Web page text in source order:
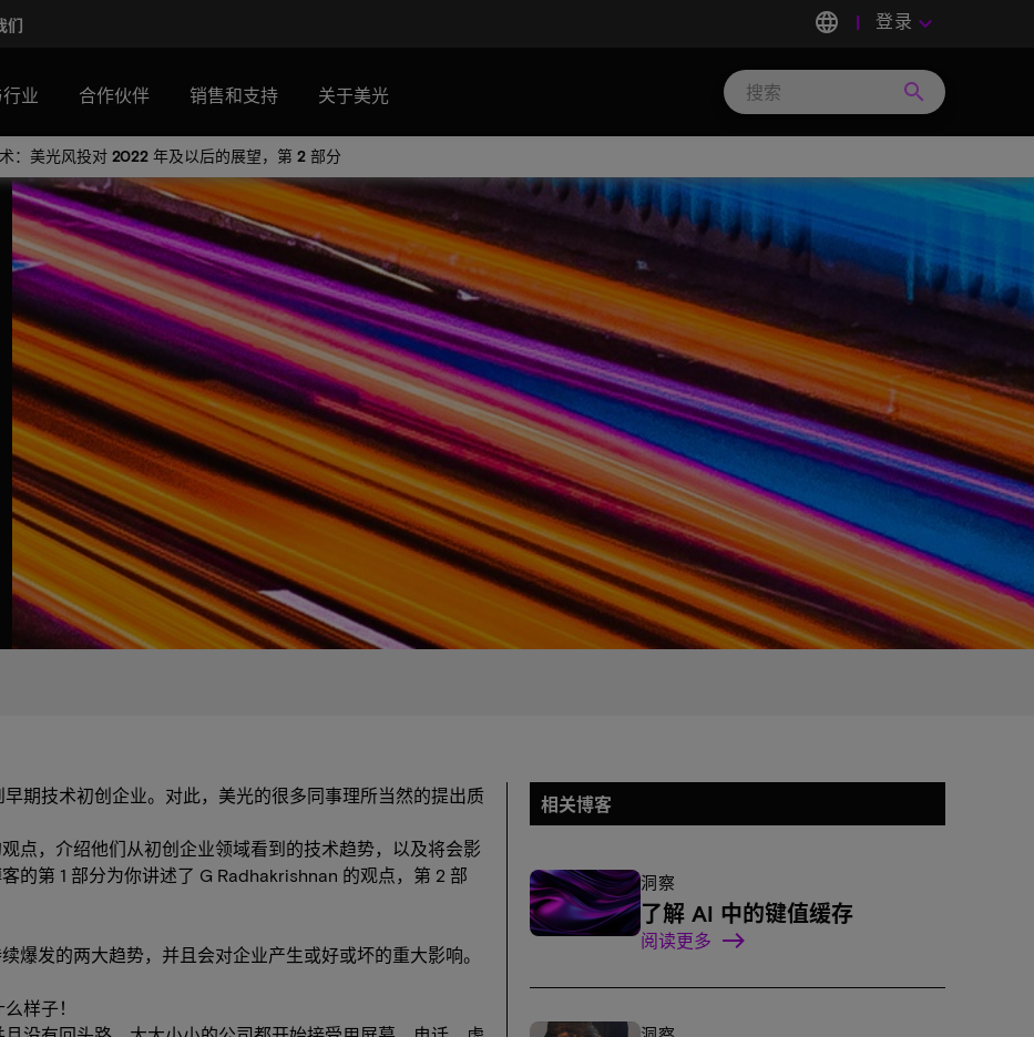
们 language 登录 keyboard_arrow_down
业 合作伙伴 销售和支持 关于美光 search
：美光风投对 2022 年及以后的展望，第 2 部分
期技术初创企业。对此，美光的很多同事理所当然的提出质
点，介绍他们从初创企业领域看到的技术趋势，以及将会影
的第 1 部分为你讲述了 G Radhakrishnan 的观点，第 2 部
爆发的两大趋势，并且会对企业产生或好或坏的重大影响。
样子！
相关博客
洞察
了解 AI 中的键值缓存
阅读更多